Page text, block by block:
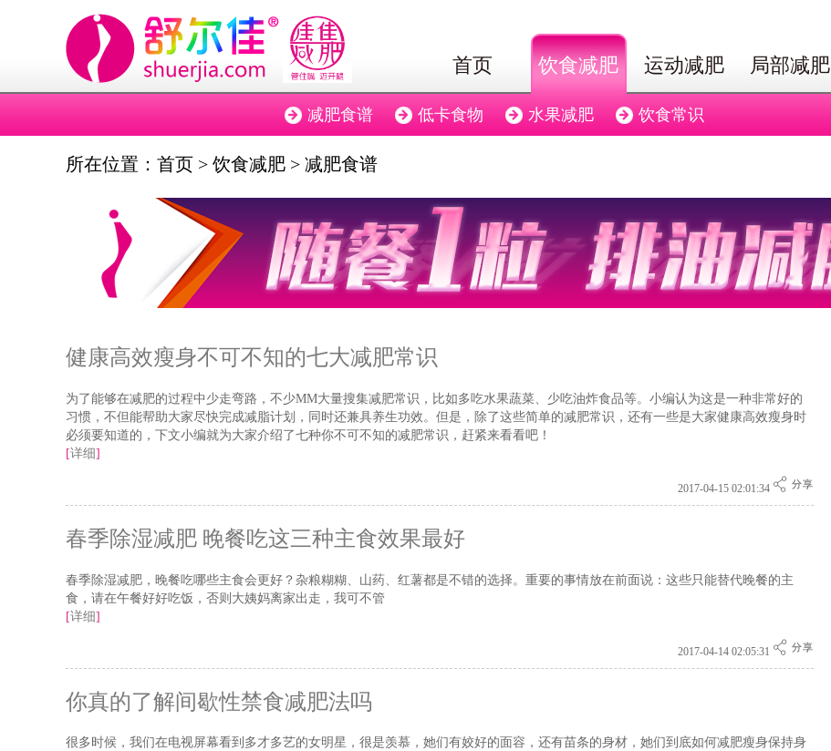
首页 饮食减肥
减肥食谱 低卡食物 水果减肥 饮食常识
运动减肥 局部减肥
所在位置： 首页 > 饮食减肥 > 减肥食谱
健康高效瘦身不可不知的七大减肥常识
为了能够在减肥的过程中少走弯路，不少MM大量搜集减肥常识，比如多吃水果蔬菜、少吃油炸食品等。小编认为这是一种非常好的
习惯，不但能帮助大家尽快完成减脂计划，同时还兼具养生功效。但是，除了这些简单的减肥常识，还有一些是大家健康高效瘦身时
必须要知道的，下文小编就为大家介绍了七种你不可不知的减肥常识，赶紧来看看吧！
[详细]
2017-04-15 02:01:34
春季除湿减肥 晚餐吃这三种主食效果最好
春季除湿减肥，晚餐吃哪些主食会更好？杂粮糊糊、山药、红薯都是不错的选择。重要的事情放在前面说：这些只能替代晚餐的主
食，请在午餐好好吃饭，否则大姨妈离家出走，我可不管
[详细]
2017-04-14 02:05:31
你真的了解间歇性禁食减肥法吗
很多时候，我们在电视屏幕看到多才多艺的女明星，很是羡慕，她们有姣好的面容，还有苗条的身材，她们到底如何减肥瘦身保持身